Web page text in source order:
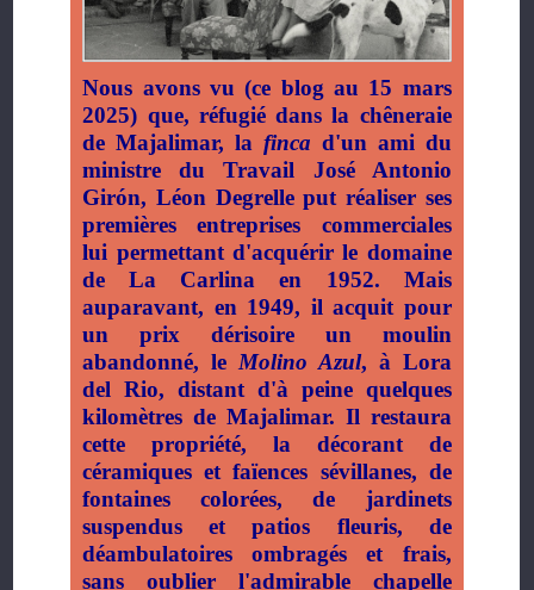
Nous avons vu (ce blog au 15 mars
2025) que, réfugié dans la chêneraie
de Majalimar, la finca d'un ami du
ministre du Travail José Antonio
Girón, Léon Degrelle put réaliser ses
premières entreprises commerciales
lui permettant d'acquérir le domaine
de La Carlina en 1952. Mais
auparavant, en 1949, il acquit pour
un prix dérisoire un moulin
abandonné, le Molino Azul, à Lora
del Rio, distant d'à peine quelques
kilomètres de Majalimar. Il restaura
cette propriété, la décorant de
céramiques et faïences sévillanes, de
fontaines colorées, de jardinets
suspendus et patios fleuris, de
déambulatoires ombragés et frais,
sans oublier l'admirable chapelle